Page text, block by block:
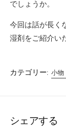
でしょうか。
今回は話が長く
湿剤をご紹介い
カテゴリー: 小物
シェアする